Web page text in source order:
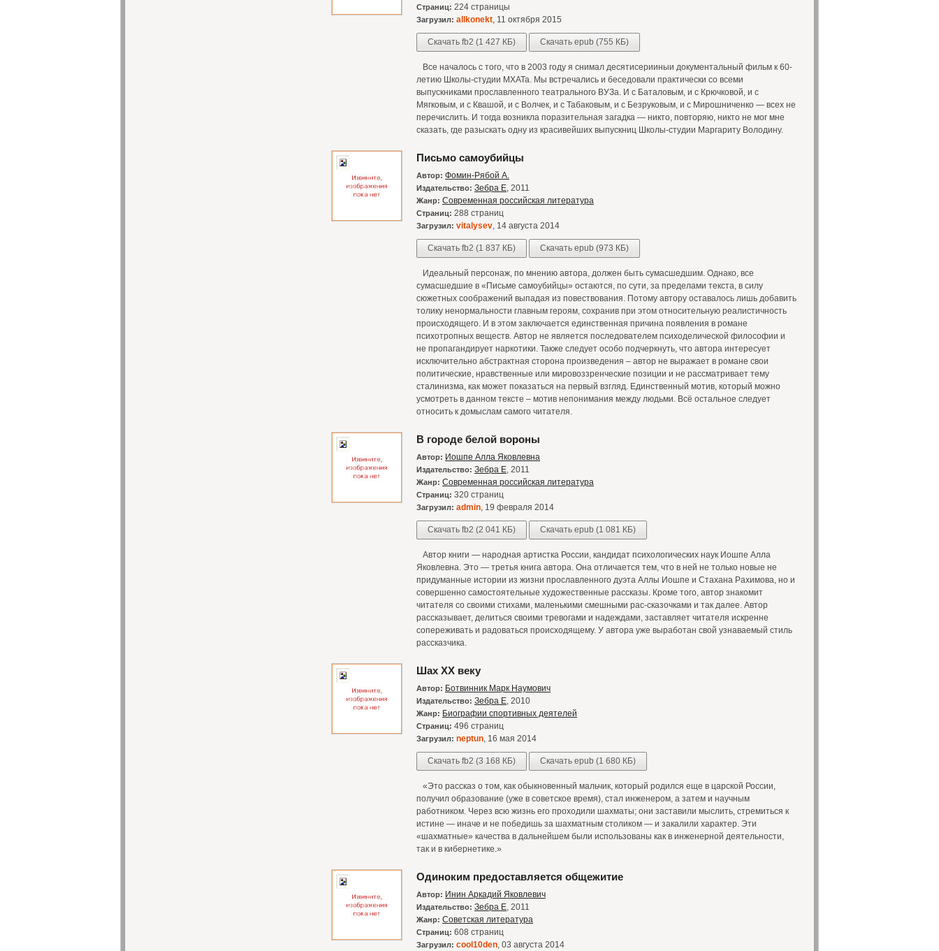
Страниц: 224 страницы
Загрузил: allkonekt, 11 октября 2015
Скачать fb2 (1 427 КБ) Скачать epub (755 КБ)
Все началось с того, что в 2003 году я снимал десятисерииныи документальный фильм к 60-
летию Школы-студии МХАТа. Мы встречались и беседовали практически со всеми
выпускниками прославленного театрального ВУЗа. И с Баталовым, и с Крючковой, и с
Мягковым, и с Квашой, и с Волчек, и с Табаковым, и с Безруковым, и с Мирошниченко — всех не
перечислить. И тогда возникла поразительная загадка — никто, повторяю, никто не мог мне
сказать, где разыскать одну из красивейших выпускниц Школы-студии Маргариту Володину.
Письмо самоубийцы
Автор: Фомин-Рябой А.
Издательство: Зебра Е, 2011
Жанр: Современная российская литература
Страниц: 288 страниц
Загрузил: vitalysev, 14 августа 2014
Скачать fb2 (1 837 КБ) Скачать epub (973 КБ)
Идеальный персонаж, по мнению автора, должен быть сумасшедшим. Однако, все
сумасшедшие в «Письме самоубийцы» остаются, по сути, за пределами текста, в силу
сюжетных соображений выпадая из повествования. Потому автору оставалось лишь добавить
толику ненормальности главным героям, сохранив при этом относительную реалистичность
происходящего. И в этом заключается единственная причина появления в романе
психотропных веществ. Автор не является последователем психоделической философии и
не пропагандирует наркотики. Также следует особо подчеркнуть, что автора интересует
исключительно абстрактная сторона произведения – автор не выражает в романе свои
политические, нравственные или мировоззренческие позиции и не рассматривает тему
сталинизма, как может показаться на первый взгляд. Единственный мотив, который можно
усмотреть в данном тексте – мотив непонимания между людьми. Всё остальное следует
относить к домыслам самого читателя.
В городе белой вороны
Автор: Иошпе Алла Яковлевна
Издательство: Зебра Е, 2011
Жанр: Современная российская литература
Страниц: 320 страниц
Загрузил: admin, 19 февраля 2014
Скачать fb2 (2 041 КБ) Скачать epub (1 081 КБ)
Автор книги — народная артистка России, кандидат психологических наук Иошпе Алла
Яковлевна. Это — третья книга автора. Она отличается тем, что в ней не только новые не
придуманные истории из жизни прославленного дуэта Аллы Иошпе и Стахана Рахимова, но и
совершенно самостоятельные художественные рассказы. Кроме того, автор знакомит
читателя со своими стихами, маленькими смешными рас-сказочками и так далее. Автор
рассказывает, делиться своими тревогами и надеждами, заставляет читателя искренне
сопереживать и радоваться происходящему. У автора уже выработан свой узнаваемый стиль
рассказчика.
Шах ХХ веку
Автор: Ботвинник Марк Наумович
Издательство: Зебра Е, 2010
Жанр: Биографии спортивных деятелей
Страниц: 496 страниц
Загрузил: neptun, 16 мая 2014
Скачать fb2 (3 168 КБ) Скачать epub (1 680 КБ)
«Это рассказ о том, как обыкновенный мальчик, который родился еще в царской России,
получил образование (уже в советское время), стал инженером, а затем и научным
работником. Через всю жизнь его проходили шахматы; они заставили мыслить, стремиться к
истине — иначе и не победишь за шахматным столиком — и закалили характер. Эти
«шахматные» качества в дальнейшем были использованы как в инженерной деятельности,
так и в кибернетике.»
Одиноким предоставляется общежитие
Автор: Инин Аркадий Яковлевич
Издательство: Зебра Е, 2011
Жанр: Советская литература
Страниц: 608 страниц
Загрузил: cool10den, 03 августа 2014